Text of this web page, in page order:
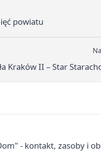
powiatu
Kraków II – Star
- kontakt, zasoby i